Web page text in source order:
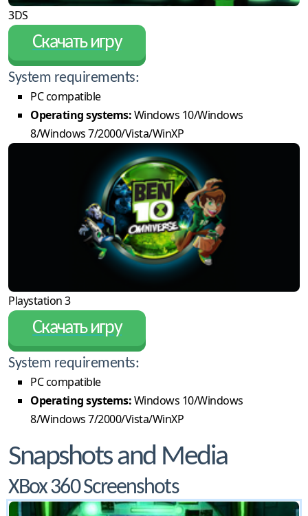
3DS
Скачать игру
System requirements:
PC compatible
Operating systems:Windows 10/Windows
8/Windows 7/2000/Vista/WinXP
Playstation 3
Скачать игру
System requirements:
PC compatible
Operating systems:Windows 10/Windows
8/Windows 7/2000/Vista/WinXP
Snapshots and Media
XBox 360 Screenshots